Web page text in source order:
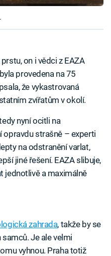
on i vědci z EAZA
provedena na 75
že vykastrovaná
zvířatům v okolí.
nyní ocitli na
opravdu strašně – experti
na odstranění varlat,
jiné řešení. EAZA slibuje,
jednotlivě a maximálně
zahrada, takže by se
Je ale velmi
vyhnou. Praha totiž